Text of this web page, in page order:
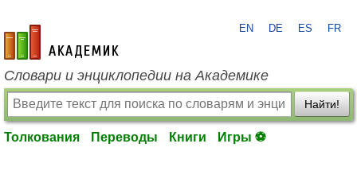
academic.ru
EN DE ES FR
Словари и энциклопедии на Академике
Найти!
Толкования Переводы Книги Игры ⚽